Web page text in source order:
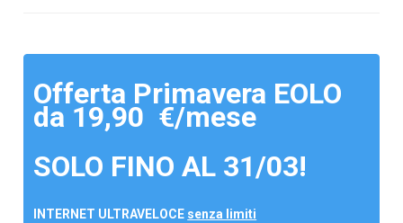
Offerta Primavera EOLO
da 19,90 €/mese
SOLO FINO AL 31/03!
INTERNET ULTRAVELOCE senza limiti